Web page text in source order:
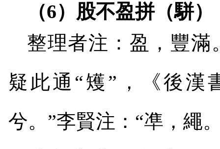
（6）股不盈拼（駢
整理者注：盈，豐
疑此通“矱”，《後漢
兮。”李賢注：“凖，繩